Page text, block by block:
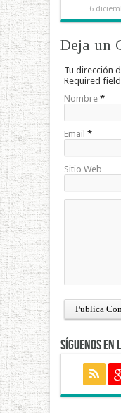
6
Deja un
Tu dirección
Required
Nombre *
Email *
Sitio Web
Síguenos